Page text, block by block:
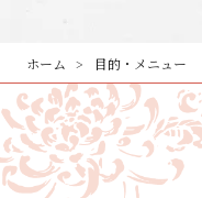
ホーム 目的・メニュー